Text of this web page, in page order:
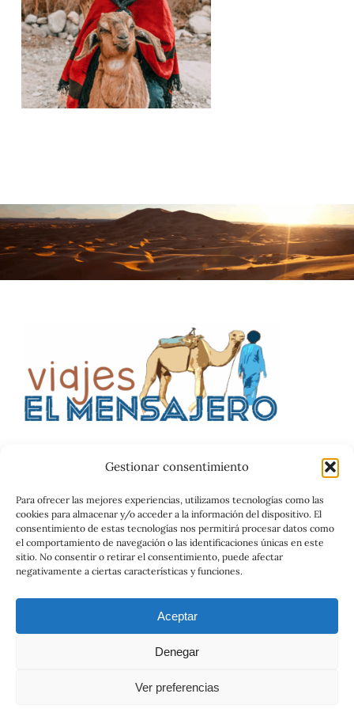
Gestionar consentimiento
Para ofrecer las mejores experiencias, utilizamos tecnologías como las
cookies para almacenar y/o acceder a la información del dispositivo. El
consentimiento de estas tecnologías nos permitirá procesar datos como
el comportamiento de navegación o las identificaciones únicas en este
sitio. No consentir o retirar el consentimiento, puede afectar
negativamente a ciertas características y funciones.
Aceptar
Denegar
Ver preferencias
Contrato
© 2026 Viajes el Mensajero. |maria@viajeselmensajero.com